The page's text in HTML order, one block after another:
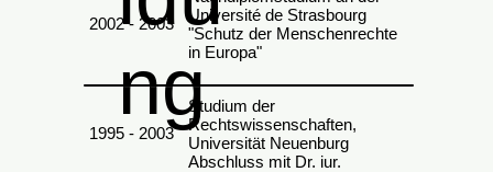
ng
2002 - 2003
Université de Strasbourg
"Schutz der Menschenrechte
in Europa"
1995 - 2003
Studium der
Rechtswissenschaften,
Universität Neuenburg
Abschluss mit Dr. iur.